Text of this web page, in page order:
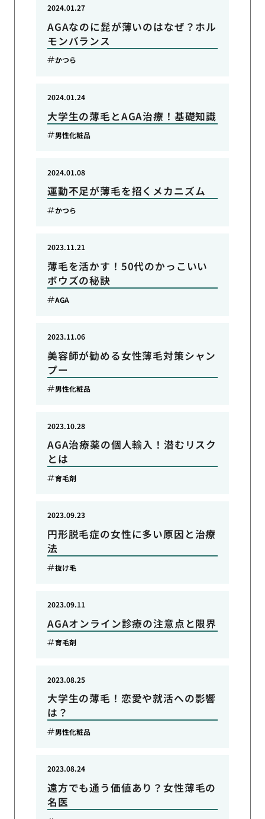
AGAなのに髭が薄いのはなぜ？ホル
モンバランス
2024.01.27
かつら
大学生の薄毛とAGA治療！基礎知識
2024.01.24
男性化粧品
運動不足が薄毛を招くメカニズム
2024.01.08
かつら
薄毛を活かす！50代のかっこいい
ボウズの秘訣
2023.11.21
AGA
美容師が勧める女性薄毛対策シャン
プー
2023.11.06
男性化粧品
AGA治療薬の個人輸入！潜むリスク
とは
2023.10.28
育毛剤
円形脱毛症の女性に多い原因と治療
法
2023.09.23
抜け毛
AGAオンライン診療の注意点と限界
2023.09.11
育毛剤
大学生の薄毛！恋愛や就活への影響
は？
2023.08.25
男性化粧品
遠方でも通う価値あり？女性薄毛の
名医
2023.08.24